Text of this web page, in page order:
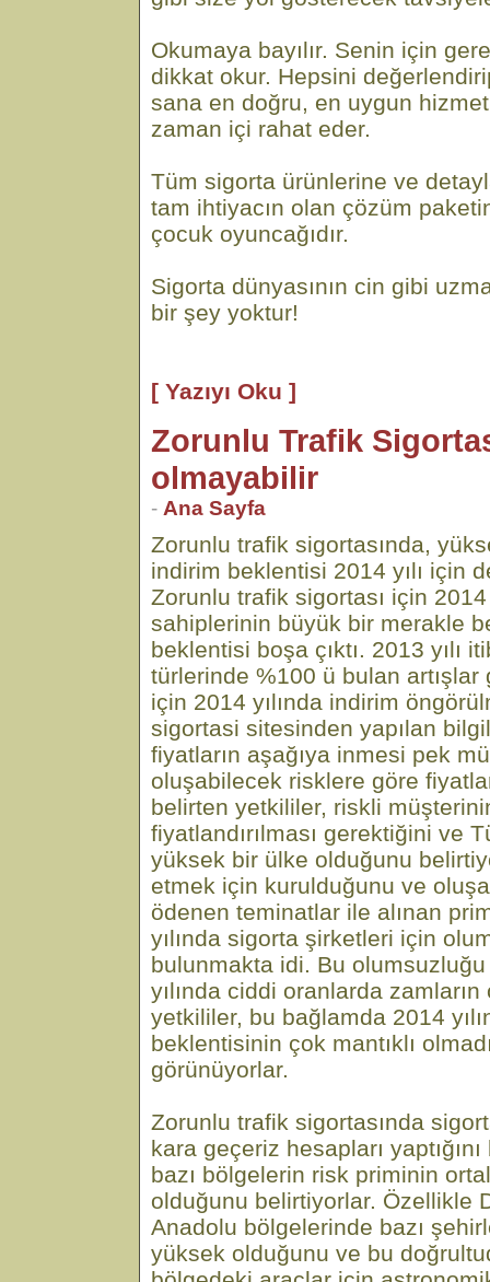
Okumaya bayılır. Senin için
dikkat okur. Hepsini
sana en doğru, en uygun
zaman içi rahat eder.
Tüm sigorta ürünlerine ve
tam ihtiyacın olan çözüm
çocuk oyuncağıdır.
Sigorta dünyasının cin gibi
bir şey yoktur!
[ Yazıyı Oku ]
Zorunlu Trafik
olmayabilir
- Ana Sayfa
Zorunlu trafik sigortasında,
indirim beklentisi 2014 yılı için
Zorunlu trafik sigortası için
sahiplerinin büyük bir merakle
beklentisi boşa çıktı. 2013 yılı
türlerinde %100 ü bulan artışlar
için 2014 yılında indirim
sigortasi sitesinden yapılan
fiyatların aşağıya inmesi pek
oluşabilecek risklere göre
belirten yetkililer, riskli
fiyatlandırılması gerektiğini ve
yüksek bir ülke olduğunu
etmek için kurulduğunu ve
ödenen teminatlar ile alınan
yılında sigorta şirketleri için
bulunmakta idi. Bu
yılında ciddi oranlarda
yetkililer, bu bağlamda 2014
beklentisinin çok mantıklı
görünüyorlar.
Zorunlu trafik sigortasında
kara geçeriz hesapları
bazı bölgelerin risk priminin
olduğunu belirtiyorlar. Özellikle
Anadolu bölgelerinde bazı
yüksek olduğunu ve bu